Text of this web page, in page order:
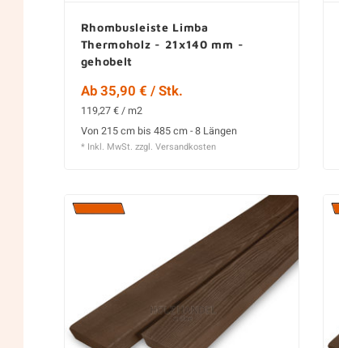
Rhombusleiste Limba
Thermoholz - 21x140 mm -
gehobelt
Ab 35,90 € / Stk.
119,27 € / m2
Von 215 cm bis 485 cm - 8 Längen
* Inkl. MwSt. zzgl. Versandkosten